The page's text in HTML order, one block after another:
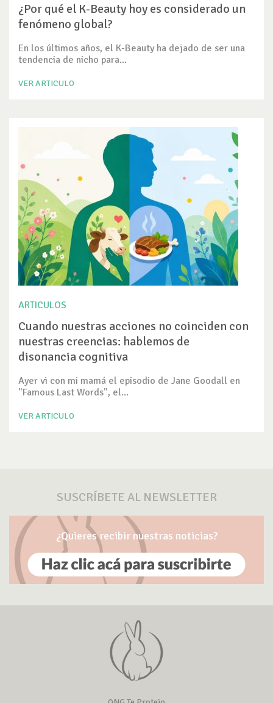
¿Por qué el K-Beauty hoy es considerado un
fenómeno global?
En los últimos años, el K-Beauty ha dejado de ser una
tendencia de nicho para...
VER ARTICULO
ARTICULOS
Cuando nuestras acciones no coinciden con
nuestras creencias: hablemos de
disonancia cognitiva
Ayer vi con mi mamá el episodio de Jane Goodall en
"Famous Last Words", el...
VER ARTICULO
SUSCRÍBETE AL NEWSLETTER
¿Quieres recibir nuestras noticias?